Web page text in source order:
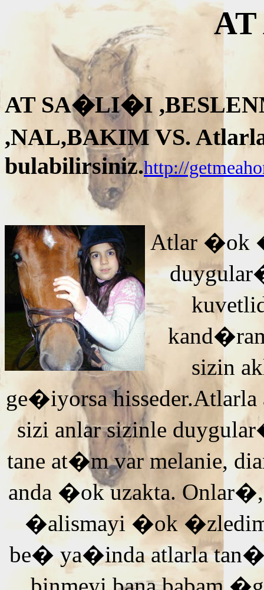
AT SA�LI�I
,NAL,BAKIM VS.
bulabilirsiniz.http://
Atlar �ok
sizin
ge�iyorsa
sizi anlar sizinle
tane at�m var melanie,
anda �ok uzakta.
�alismayi �ok
be� ya�inda atlarla